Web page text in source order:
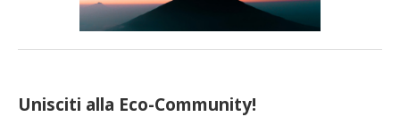
Unisciti alla Eco-Community!